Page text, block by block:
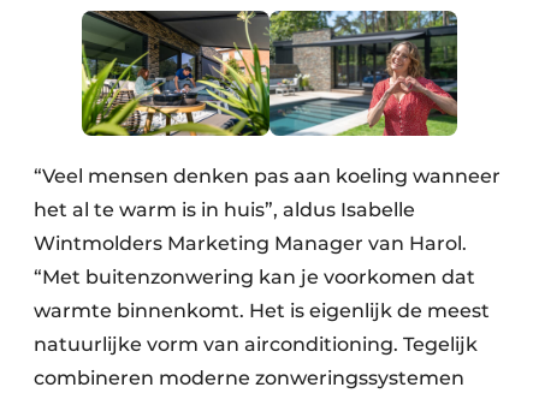
“Veel mensen denken pas aan koeling wanneer
het al te warm is in huis”, aldus Isabelle
Wintmolders Marketing Manager van Harol.
“Met buitenzonwering kan je voorkomen dat
warmte binnenkomt. Het is eigenlijk de meest
natuurlijke vorm van airconditioning. Tegelijk
combineren moderne zonweringssystemen